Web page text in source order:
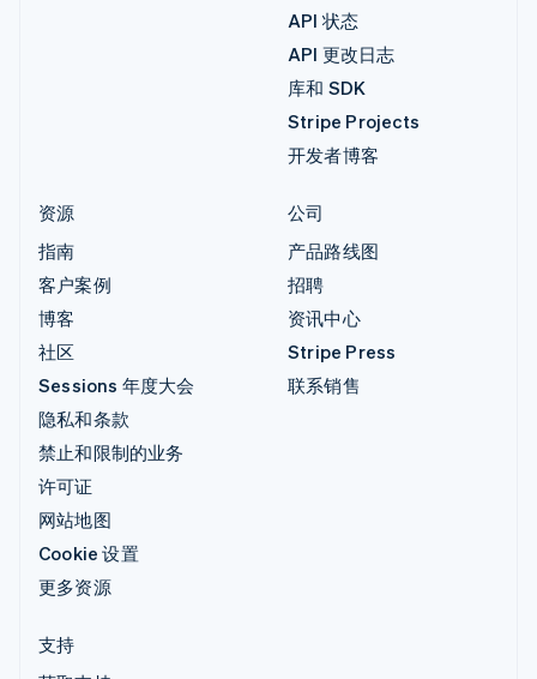
API 状态
API 更改日志
库和 SDK
Stripe Projects
开发者博客
资源
指南
客户案例
博客
社区
Sessions 年度大会
隐私和条款
禁止和限制的业务
许可证
网站地图
Cookie 设置
更多资源
公司
产品路线图
招聘
资讯中心
Stripe Press
联系销售
支持